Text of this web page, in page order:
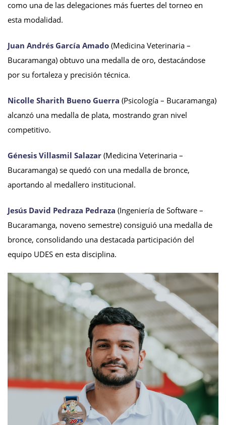
como una de las delegaciones más fuertes del torneo en
esta modalidad.
Juan Andrés García Amado (Medicina Veterinaria –
Bucaramanga) obtuvo una medalla de oro, destacándose
por su fortaleza y precisión técnica.
Nicolle Sharith Bueno Guerra (Psicología – Bucaramanga)
alcanzó una medalla de plata, mostrando gran nivel
competitivo.
Génesis Villasmil Salazar (Medicina Veterinaria –
Bucaramanga) se quedó con una medalla de bronce,
aportando al medallero institucional.
Jesús David Pedraza Pedraza (Ingeniería de Software –
Bucaramanga, noveno semestre) consiguió una medalla de
bronce, consolidando una destacada participación del
equipo UDES en esta disciplina.